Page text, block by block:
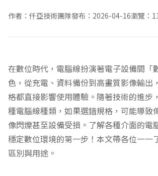
作者：仟亞技術團隊發布：2026-04-16瀏覽：
在數位時代，電腦線扮演著電子設備間「
色，從充電、資料備份到高畫質影像輸出
格都直接影響使用體驗。隨著技術的進步
種電腦線種類，如果選錯規格，可能導致
像閃爍甚至設備受損。了解各種介面的電
穩定數位環境的第一步！本文帶各位一一
區別與用途。